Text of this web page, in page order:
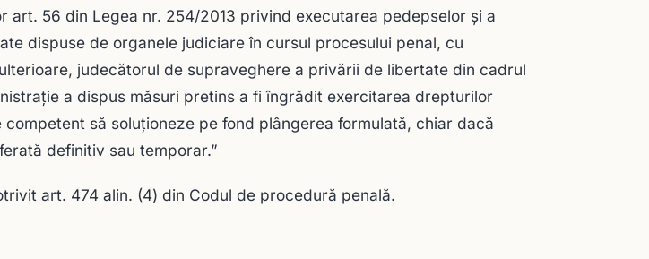
art. 56 din Legea nr. 254/2013 privind executarea pedepselor şi a
dispuse de organele judiciare în cursul procesului penal, cu
judecătorul de supraveghere a privării de libertate din cadrul
a dispus măsuri pretins a fi îngrădit exercitarea drepturilor
să soluţioneze pe fond plângerea formulată, chiar dacă
definitiv sau temporar.”
art. 474 alin. (4) din Codul de procedură penală.